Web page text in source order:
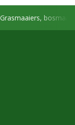
Grasmaaiers,